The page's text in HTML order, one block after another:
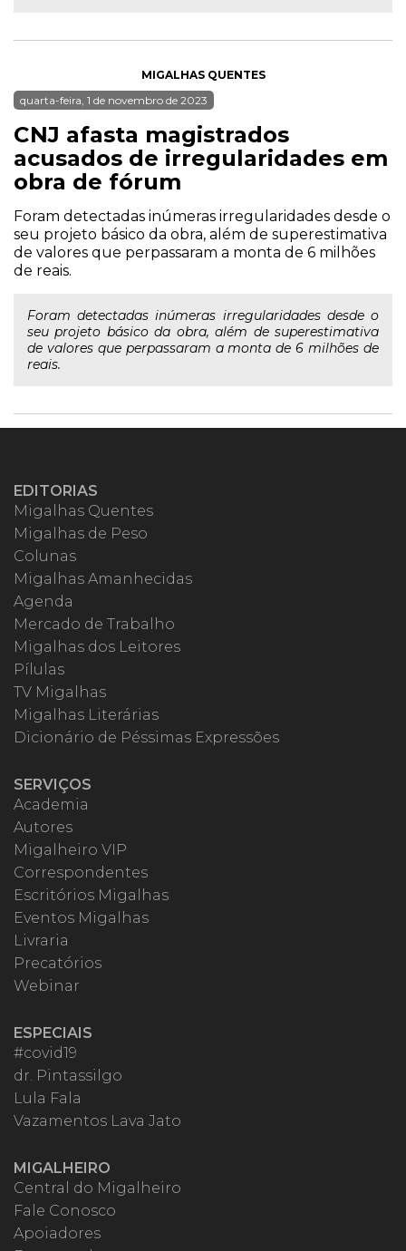
MIGALHAS QUENTES
quarta-feira, 1 de novembro de 2023
CNJ afasta magistrados
acusados de irregularidades em
obra de fórum
Foram detectadas inúmeras irregularidades desde o
seu projeto básico da obra, além de superestimativa
de valores que perpassaram a monta de 6 milhões
de reais.
Foram detectadas inúmeras irregularidades desde o
seu projeto básico da obra, além de superestimativa
de valores que perpassaram a monta de 6 milhões de
reais.
EDITORIAS
Migalhas Quentes
Migalhas de Peso
Colunas
Migalhas Amanhecidas
Agenda
Mercado de Trabalho
Migalhas dos Leitores
Pílulas
TV Migalhas
Migalhas Literárias
Dicionário de Péssimas Expressões
SERVIÇOS
Academia
Autores
Migalheiro VIP
Correspondentes
Escritórios Migalhas
Eventos Migalhas
Livraria
Precatórios
Webinar
ESPECIAIS
#covid19
dr. Pintassilgo
Lula Fala
Vazamentos Lava Jato
MIGALHEIRO
Central do Migalheiro
Fale Conosco
Apoiadores